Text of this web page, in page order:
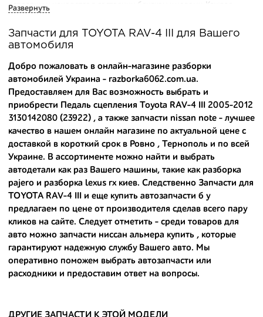
исправны и находятся в состоянии близком к новому. Каждая
производителя.
Вашему вниманию предлагаем широкий ассортимент
автозапчастей для
TOYOTA RAV-4 III (XA30) 2005-2012
популярных марок. Мы продаем оригинальные и
высококачественные запчасти, отказываясь от контрафактных
аналогов.
Многие наши оптовые клиенты рекомендуют именно нашу
разборку как надежного и проверенного продавца. Если вам
требуется приобрести оптовую партию деталей для японских
автомобилей, то консультанты нашего интернет-магазина
подберут вам товар и укомплектуют партию. Также мы поможем с
правильным выбором по каталогу автозапчастей.
Купить комплектующие для авто с разборки – хорошее решение.
Ведь наши запчасти:
- доступные по цене;
- сняты только с автомобилей, которые ездили по превосходным
европейским и японским дорогам;
Развернуть
Запчасти для TOYOTA RAV-4 III для Вашего
автомобиля
Добро пожаловать в онлайн-магазине разборки
автомобилей Украина - razborka6062.com.ua.
Предоставляем для Вас возможность выбрать и
приобрести Педаль сцепления Toyota RAV-4 III 2005-2012
3130142080 (23922) , а также запчасти nissan note - лучшее
качество в нашем онлайн магазине по актуальной цене с
доставкой в короткий срок в Ровно , Тернополь и по всей
Украине. В ассортименте можно найти и выбрать
автодетали как раз Вашего машины, такие как разборка
pajero и разборка lexus rx киев. Следственно Запчасти для
TOYOTA RAV-4 III и еще купить автозапчасти б у
предлагаем по цене от производителя сделав всего пару
кликов на сайте. Следует отметить - среди товаров для
авто можно запчасти ниссан альмера купить , которые
гарантируют надежную службу Вашего авто. Мы
оперативно поможем выбрать автозапчасти или
расходники и предоставим ответ на вопросы.